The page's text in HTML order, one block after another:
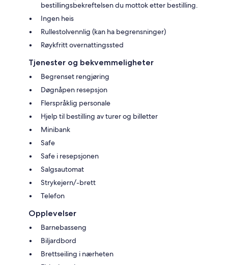
bestillingsbekreftelsen du mottok etter bestilling.
Ingen heis
Rullestolvennlig (kan ha begrensninger)
Røykfritt overnattingssted
Tjenester og bekvemmeligheter
Begrenset rengjøring
Døgnåpen resepsjon
Flerspråklig personale
Hjelp til bestilling av turer og billetter
Minibank
Safe
Safe i resepsjonen
Salgsautomat
Strykejern/-brett
Telefon
Opplevelser
Barnebasseng
Biljardbord
Brettseiling i nærheten